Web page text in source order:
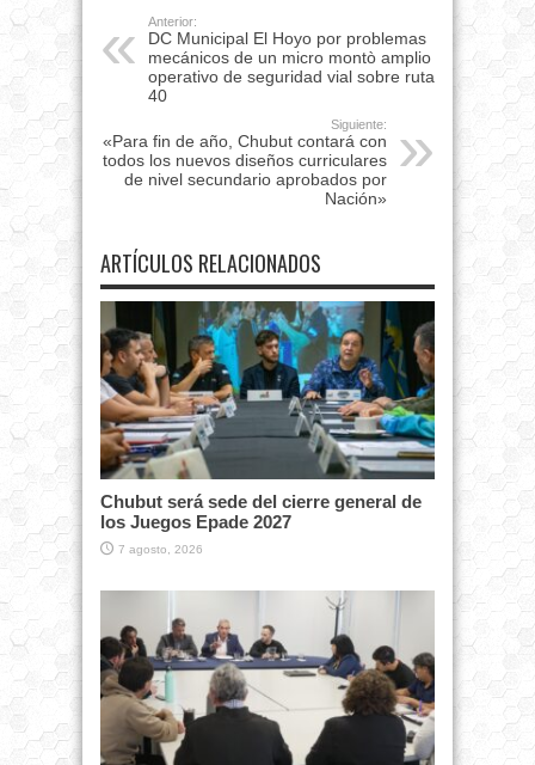
Anterior:
DC Municipal El Hoyo por problemas
mecánicos de un micro montò amplio
operativo de seguridad vial sobre ruta
40
Siguiente:
«Para fin de año, Chubut contará con
todos los nuevos diseños curriculares
de nivel secundario aprobados por
Nación»
ARTÍCULOS RELACIONADOS
Chubut será sede del cierre general de
los Juegos Epade 2027
7 agosto, 2026